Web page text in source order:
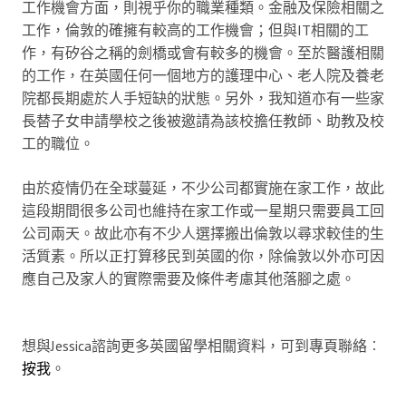
工作機會方面，則視乎你的職業種類。金融及保險相關之
工作，倫敦的確擁有較高的工作機會；但與IT相關的工
作，有矽谷之稱的劍橋或會有較多的機會。至於醫護相關
的工作，在英國任何一個地方的護理中心、老人院及養老
院都長期處於人手短缺的狀態。另外，我知道亦有一些家
長替子女申請學校之後被邀請為該校擔任教師、助教及校
工的職位。
由於疫情仍在全球蔓延，不少公司都實施在家工作，故此
這段期間很多公司也維持在家工作或一星期只需要員工回
公司兩天。故此亦有不少人選擇搬出倫敦以尋求較佳的生
活質素。所以正打算移民到英國的你，除倫敦以外亦可因
應自己及家人的實際需要及條件考慮其他落腳之處。
想與Jessica諮詢更多英國留學相關資料，可到專頁聯絡︰
按我 。